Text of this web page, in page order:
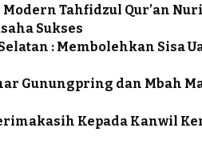
Tahfidzul Qur’an
Sukses
: Membolehkan Sisa
Gunungpring dan Mbah
Kepada Kanwil